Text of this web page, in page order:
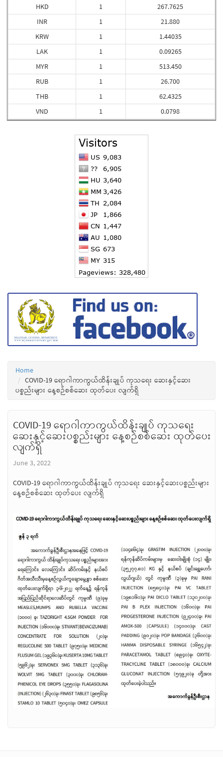
HKD
INR
KRW
LAK
MYR
RUB
THB
VND
1
1
1
1
1
1
1
1
267.7625
21.880
1.44035
0.09265
513.450
26.700
62.4325
0.0798
Home
COVID-19 ရောဂါကာကွယ်ထိန်းချုပ် ကုသရေး ဆေးနှင့်ဆေး
ပစ္စည်းများ နေ့စဉ်စစ်ဆေး ထုတ်ပေး လျက်ရှိ
COVID-19 ရောဂါကာကွယ်ထိန်းချုပ် ကုသရေး
ဆေးနှင့်ဆေးပစ္စည်းများ နေ့စဉ်စစ်ဆေး ထုတ်ပေး
လျက်ရှိ
June 3, 2022
COVID-19 ရောဂါကာကွယ်ထိန်းချုပ် ကုသရေး ဆေးနှင့်ဆေးပစ္စည်းများ
နေ့စဉ်စစ်ဆေး ထုတ်ပေး လျက်ရှိ